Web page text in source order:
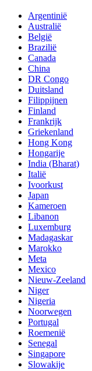
Argentinië
Australië
België
Brazilië
Canada
China
DR Congo
Duitsland
Filippijnen
Finland
Frankrijk
Griekenland
Hong Kong
Hongarije
India (Bharat)
Italië
Ivoorkust
Japan
Kameroen
Libanon
Luxemburg
Madagaskar
Marokko
Meta
Mexico
Nieuw-Zeeland
Niger
Nigeria
Noorwegen
Portugal
Roemenië
Senegal
Singapore
Slowakije